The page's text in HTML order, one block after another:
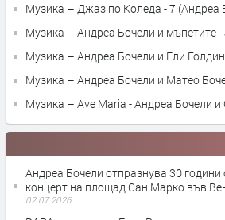
Музика – Джаз по Коледа - 7 (Андреа
Музика – Андреа Бочели и мъпетите -
Музика – Андреа Бочели и Ели
Музика – Андреа Бочели и Матео
Музика – Ave Maria - Андреа Бочели
Андреа Бочели отпразнува 30 години
концерт на площад Сан Марко във
02.07.2026